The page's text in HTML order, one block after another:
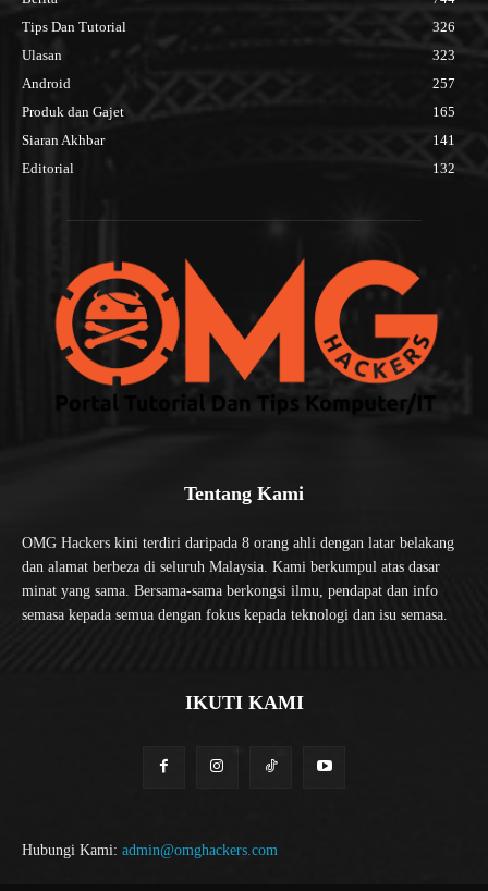
Tips Dan Tutorial
326
Ulasan
323
Android
257
Produk dan Gajet
165
Siaran Akhbar
141
Editorial
132
Tentang Kami
OMG Hackers kini terdiri daripada 8 orang ahli dengan latar belakang
dan alamat berbeza di seluruh Malaysia. Kami berkumpul atas dasar
minat yang sama. Bersama-sama berkongsi ilmu, pendapat dan info
semasa kepada semua dengan fokus kepada teknologi dan isu semasa.
IKUTI KAMI
Hubungi Kami: admin@omghackers.com